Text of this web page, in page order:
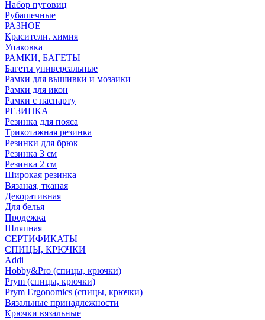
Набор пуговиц
Рубашечные
РАЗНОЕ
Красители. химия
Упаковка
РАМКИ, БАГЕТЫ
Багеты универсальные
Рамки для вышивки и мозаики
Рамки для икон
Рамки с паспарту
РЕЗИНКА
Резинка для пояса
Трикотажная резинка
Резинки для брюк
Резинка 3 см
Резинка 2 см
Широкая резинка
Вязаная, тканая
Декоративная
Для белья
Продежка
Шляпная
СЕРТИФИКАТЫ
СПИЦЫ, КРЮЧКИ
Addi
Hobby&Pro (спицы, крючки)
Prym (спицы, крючки)
Prym Ergonomics (спицы, крючки)
Вязальные принадлежности
Крючки вязальные